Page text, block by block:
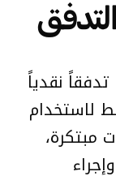
نقدياً
2025، وتخطط لاستخدام
مبتكرة،